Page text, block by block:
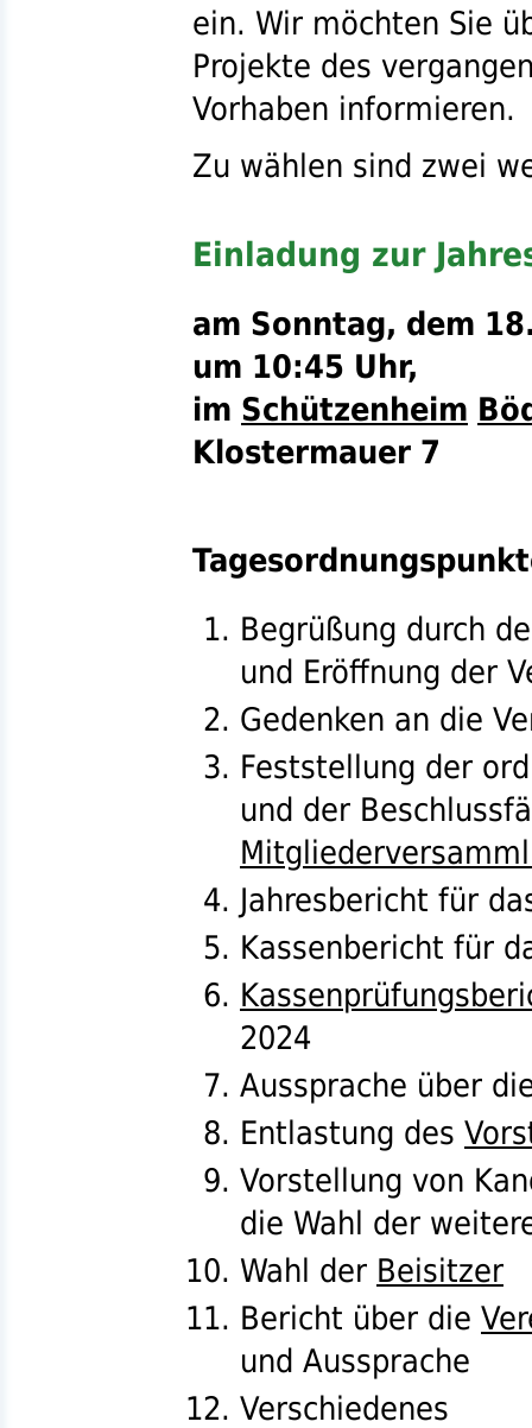
ein. Wir möchten Sie
Projekte des
Vorhaben informieren.
Zu wählen sind zwei
Einladung zur
am Sonntag, dem
um 10:45 Uhr,
im Schützenheim
Klostermauer 7
Begrüßung durch
und Eröffnung der
Gedenken an die
Feststellung der
und der
Jahresbericht für
Kassenbericht für
2024
Aussprache über
Entlastung des
Vorstellung von
die Wahl der
Wahl der Beisitzer
Bericht über die
und Aussprache
Verschiedenes